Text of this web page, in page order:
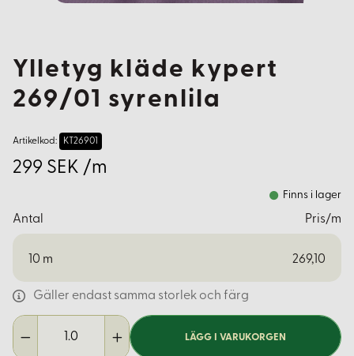
Ylletyg kläde kypert
269/01 syrenlila
Artikelkod: KT26901
299 SEK /m
Finns i lager
Antal Pris/m
10 m 269,10
Gäller endast samma storlek och färg
LÄGG I VARUKORGEN